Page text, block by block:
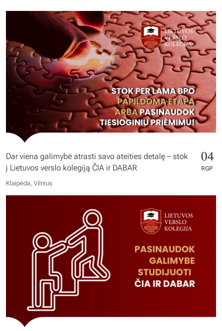
Dar viena galimybė atrasti savo ateities detalę – stok
į Lietuvos verslo kolegiją ČIA ir DABAR
04
RGP
Klaipėda, Vilnius